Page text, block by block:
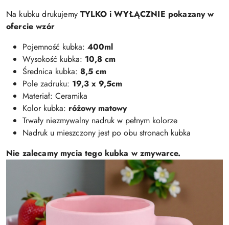
Na kubku drukujemyTYLKO i WYŁĄCZNIE pokazany w
ofercie wzór
Pojemność kubka: 400ml
Wysokość kubka: 10,8 cm
Średnica kubka: 8,5 cm
Pole zadruku: 19,3 x 9,5cm
Materiał: Ceramika
Kolor kubka: różowy matowy
Trwały niezmywalny nadruk w pełnym kolorze
Nadruk u mieszczony jest po obu stronach kubka
Nie zalecamy mycia tego kubka w zmywarce.